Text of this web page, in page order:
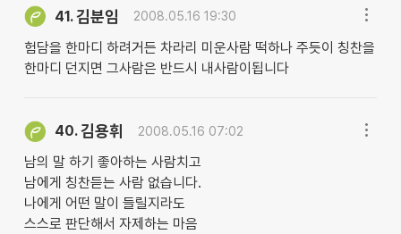
41.김분임 2008.05.16 19:30
험담을 한마디 하려거든 차라리 미운사람 떡하나 주듯이 칭찬을
한마디 던지면 그사람은 반드시 내사람이됩니다
40.김용휘 2008.05.16 07:02
남의 말 하기 좋아하는 사람치고
남에게 칭찬듣는 사람 없습니다.
나에게 어떤 말이 들릴지라도
스스로 판단해서 자제하는 마음